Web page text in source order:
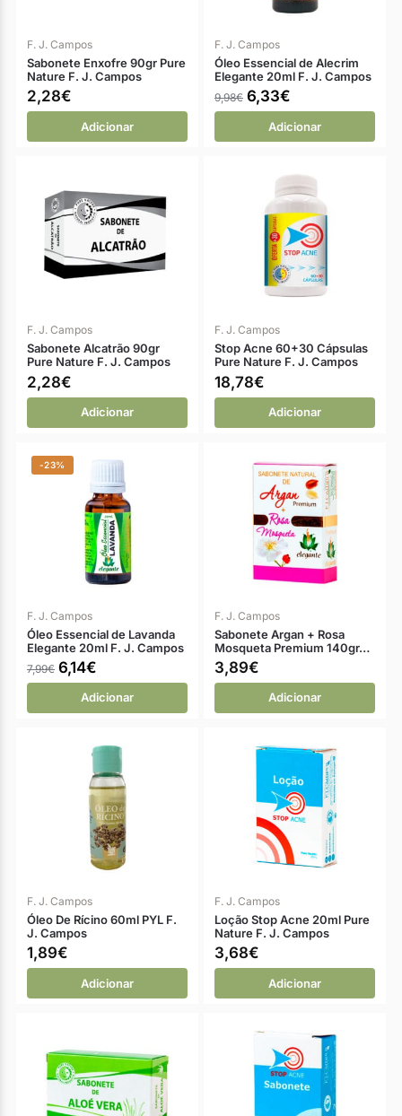
F. J. Campos
Sabonete Enxofre 90gr Pure
Nature F. J. Campos
2,28€
Adicionar
F. J. Campos
Óleo Essencial de Alecrim
Elegante 20ml F. J. Campos
9,98€ 6,33€
Adicionar
F. J. Campos
Sabonete Alcatrão 90gr
Pure Nature F. J. Campos
2,28€
Adicionar
F. J. Campos
Stop Acne 60+30 Cápsulas
Pure Nature F. J. Campos
18,78€
Adicionar
-23%
F. J. Campos
Óleo Essencial de Lavanda
Elegante 20ml F. J. Campos
7,99€ 6,14€
Adicionar
F. J. Campos
Sabonete Argan + Rosa
Mosqueta Premium 140gr…
3,89€
Adicionar
F. J. Campos
Óleo De Rícino 60ml PYL F.
J. Campos
1,89€
Adicionar
F. J. Campos
Loção Stop Acne 20ml Pure
Nature F. J. Campos
3,68€
Adicionar